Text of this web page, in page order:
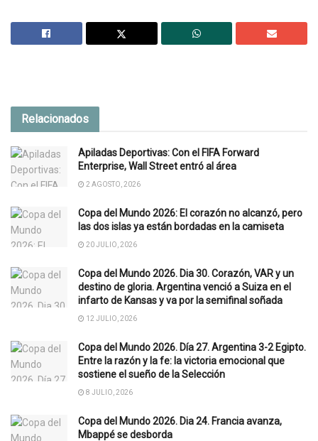
Relacionados
Apiladas Deportivas: Con el FIFA Forward
Enterprise, Wall Street entró al área
2 AGOSTO, 2026
Copa del Mundo 2026: El corazón no alcanzó, pero
las dos islas ya están bordadas en la camiseta
20 JULIO, 2026
Copa del Mundo 2026. Dia 30. Corazón, VAR y un
destino de gloria. Argentina venció a Suiza en el
infarto de Kansas y va por la semifinal soñada
12 JULIO, 2026
Copa del Mundo 2026. Día 27. Argentina 3-2 Egipto.
Entre la razón y la fe: la victoria emocional que
sostiene el sueño de la Selección
8 JULIO, 2026
Copa del Mundo 2026. Dia 24. Francia avanza,
Mbappé se desborda